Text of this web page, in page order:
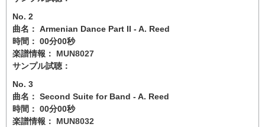
No. 2
曲名： Armenian Dance Part II - A. Reed
時間： 00分00秒
楽譜情報： MUN8027
サンプル試聴：
No. 3
曲名： Second Suite for Band - A. Reed
時間： 00分00秒
楽譜情報： MUN8032